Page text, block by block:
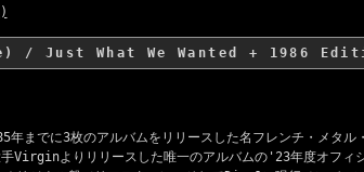
/ Just What We Wanted + 1986
までに3枚のアルバムをリリースした名フレンチ・メタル
Virginよりリリースした唯一のアルバムの'23年度オフィ